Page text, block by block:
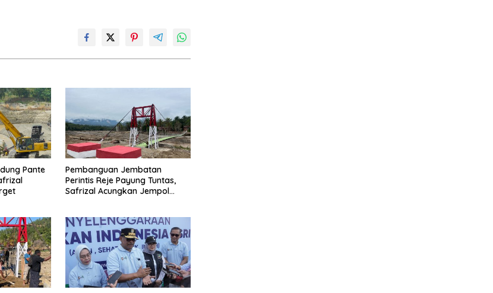
Pante
Pembanguan Jembatan
Perintis Reje Payung Tuntas,
Safrizal Acungkan Jempol